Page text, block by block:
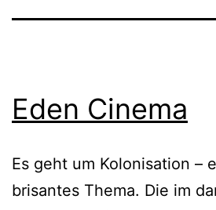
Eden Cinema
Es geht um Kolonisation –
brisantes Thema. Die im